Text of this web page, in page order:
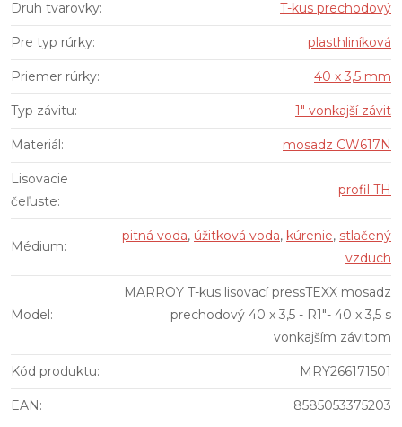
Druh tvarovky: T-kus prechodový
Pre typ rúrky: plasthliníková
Priemer rúrky: 40 x 3,5 mm
Typ závitu: 1" vonkajší závit
Materiál: mosadz CW617N
Lisovacie
čeľuste:
profil TH
Médium:
pitná voda, úžitková voda, kúrenie, stlačený
vzduch
Model:
MARROY T-kus lisovací pressTEXX mosadz
prechodový 40 x 3,5 - R1"- 40 x 3,5 s
vonkajším závitom
Kód produktu: MRY266171501
EAN: 8585053375203